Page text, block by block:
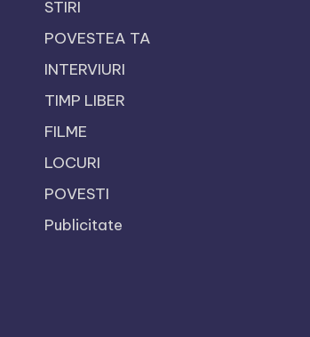
STIRI
POVESTEA TA
INTERVIURI
TIMP LIBER
FILME
LOCURI
POVESTI
Publicitate